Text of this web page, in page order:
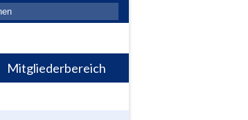
Mitgliederbereich